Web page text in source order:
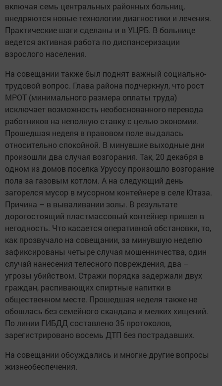
включая семь центральных районных больниц,
внедряются новые технологии диагностики и лечения.
Практические шаги сделаны и в УЦРБ. В больнице
ведется активная работа по диспансеризации
взрослого населения.
На совещании также был поднят важный социально-
трудовой вопрос. Глава района подчеркнул, что рост
МРОТ (минимального размера оплаты труда)
исключает возможность необоснованного перевода
работников на неполную ставку с целью экономии.
Прошедшая неделя в правовом поле выдалась
относительно спокойной. В минувшие выходные дни
произошли два случая возгорания. Так, 20 декабря в
одном из домов поселка Уруссу произошло возгорание
пола за газовым котлом. А на следующий день
загорелся мусор в мусорном контейнере в селе Ютаза.
Причина – в вываливании золы. В результате
дорогостоящий пластмассовый контейнер пришел в
негодность. Что касается оперативной обстановки, то,
как прозвучало на совещании, за минувшую неделю
зафиксированы четыре случая мошенничества, один
случай нанесения телесного повреждения, два –
угрозы убийством. Стражи порядка задержали двух
граждан, распивающих спиртные напитки в
общественном месте. Прошедшая неделя также не
обошлась без семейного скандала и мелких хищений.
По линии ГИБДД составлено 35 протоколов,
зарегистрировано восемь ДТП без пострадавших.
На совещании обсуждались и многие другие вопросы
жизнеобеспечения.